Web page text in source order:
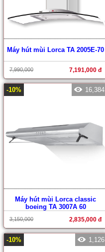
Máy hút mùi Lorca TA 2005E-70
7,990,000 7,191,000 đ
-10% 16,384
Máy hút mùi Lorca classic
boeing TA 3007A 60
3,150,000 2,835,000 đ
-10% 1,126